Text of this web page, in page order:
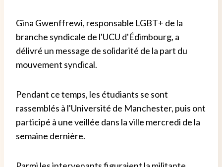
Gina Gwenffrewi, responsable LGBT+ de la
branche syndicale de l'UCU d'Édimbourg, a
délivré un message de solidarité de la part du
mouvement syndical.
Pendant ce temps, les étudiants se sont
rassemblés à l'Université de Manchester, puis ont
participé à une veillée dans la ville mercredi de la
semaine dernière.